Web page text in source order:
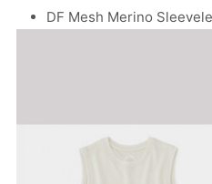
DF Mesh Merino